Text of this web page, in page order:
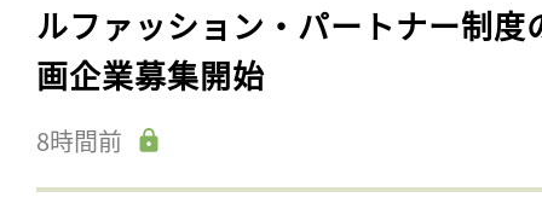
ルファッション・パートナー制度
画企業募集開始
8時間前